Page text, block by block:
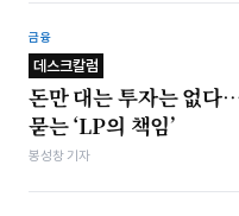
금융
데스크칼럼
돈만 대는 투자는 없다
묻는 ‘LP의 책임’
봉성창 기자